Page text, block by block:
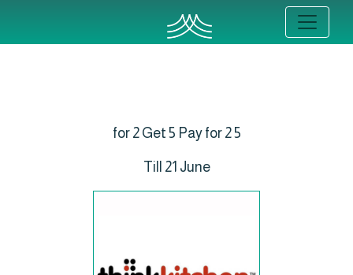
5 for 2 Get 5 Pay for 2
Till 21 June